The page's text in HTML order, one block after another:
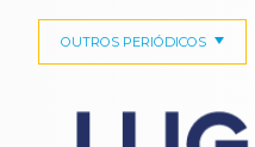
OUTROS PERIÓDICOS